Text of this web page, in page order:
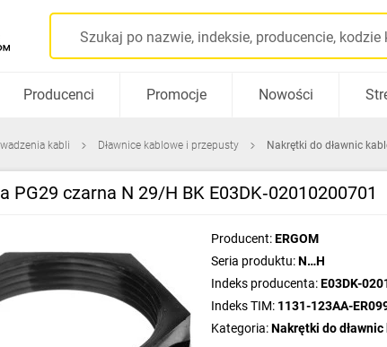
Producenci Promocje Nowości
kabli Dławnice kablowe i przepusty Nakrętki do dławnic
PG29 czarna N 29/H BK E03DK‑02010200701
Producent:ERGOM
Seria produktu:N…H
Indeks producenta:E03DK-
Indeks TIM: 1131-123AA-
Kategoria:Nakrętki do